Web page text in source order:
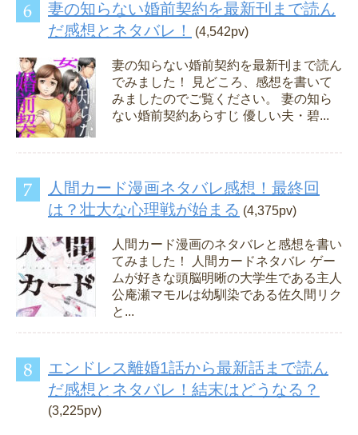
妻の知らない婚前契約を最新刊まで読ん
だ感想とネタバレ！
(4,542pv)
妻の知らない婚前契約を最新刊まで読ん
でみました！ 見どころ、感想を書いて
みましたのでご覧ください。 妻の知ら
ない婚前契約あらすじ 優しい夫・碧...
人間カード漫画ネタバレ感想！最終回
は？壮大な心理戦が始まる (4,375pv)
人間カード漫画のネタバレと感想を書い
てみました！ 人間カードネタバレ ゲー
ムが好きな頭脳明晰の大学生である主人
公庵瀬マモルは幼馴染である佐久間リク
と...
エンドレス離婚1話から最新話まで読ん
だ感想とネタバレ！結末はどうなる？
(3,225pv)